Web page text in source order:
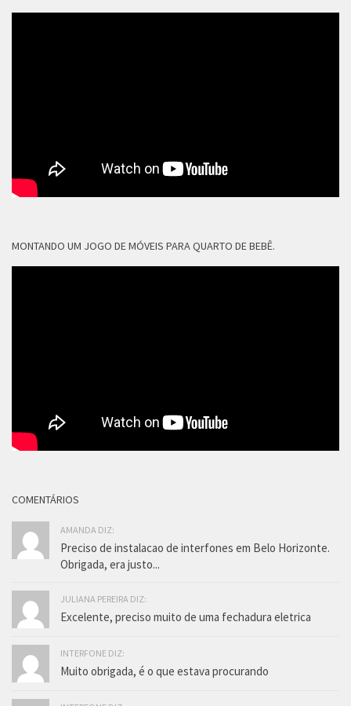
MONTANDO UM JOGO DE MÓVEIS PARA QUARTO DE BEBÊ.
COMENTÁRIOS
AMANDA DIZ:
Preciso de instalacao de interfones em Belo Horizonte.
Obrigada, era justo...
JULIANA PEREIRA DIZ:
Excelente, preciso muito de uma fechadura eletrica
INTERFONE DIZ:
Muito obrigada, é o que estava procurando